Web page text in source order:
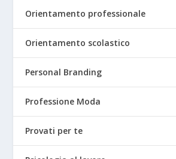
Orientamento professionale
Orientamento scolastico
Personal Branding
Professione Moda
Provati per te